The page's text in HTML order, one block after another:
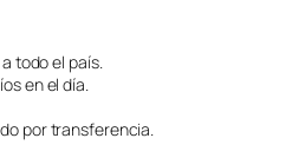
todo el país.
en el día.
por transferencia.